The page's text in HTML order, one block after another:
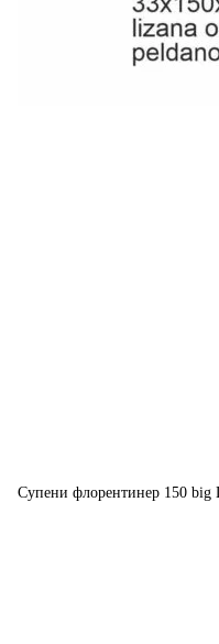
Супени флорентинер 150 big